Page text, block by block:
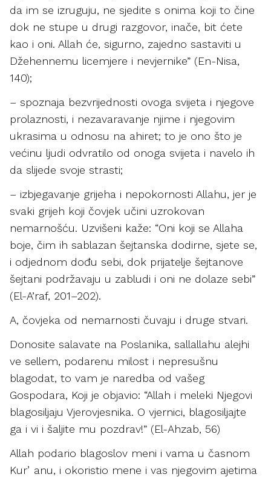
da im se izruguju, ne sjedite s onima koji to čine
dok ne stupe u drugi razgovor, inače, bit ćete
kao i oni. Allah će, sigurno, zajedno sastaviti u
Džehennemu licemjere i nevjernike” (En-Nisa,
140);
– spoznaja bezvrijednosti ovoga svijeta i njegove
prolaznosti, i nezavaravanje njime i njegovim
ukrasima u odnosu na ahiret; to je ono što je
većinu ljudi odvratilo od onoga svijeta i navelo ih
da slijede svoje strasti;
– izbjegavanje grijeha i nepokornosti Allahu, jer je
svaki grijeh koji čovjek učini uzrokovan
nemarnošću. Uzvišeni kaže: “Oni koji se Allaha
boje, čim ih sablazan šejtanska dodirne, sjete se,
i odjednom dođu sebi, dok prijatelje šejtanove
šejtani podržavaju u zabludi i oni ne dolaze sebi”
(El-A’raf, 201–202).
A, čovjeka od nemarnosti čuvaju i druge stvari.
Donosite salavate na Poslanika, sallallahu alejhi
ve sellem, podarenu milost i nepresušnu
blagodat, to vam je naredba od vašeg
Gospodara, Koji je objavio: “Allah i meleki Njegovi
blagosiljaju Vjerovjesnika. O vjernici, blagosiljajte
ga i vi i šaljite mu pozdrav!” (El-Ahzab, 56)
Allah podario blagoslov meni i vama u časnom
Kurʼanu, i okoristio mene i vas njegovim ajetima